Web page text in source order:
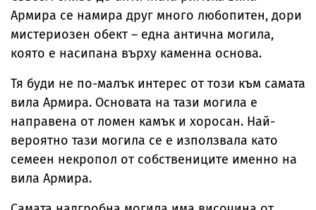
Армира се намира друг много любопитен, дори
мистериозен обект – една антична могила,
която е насипана върху каменна основа.
Тя буди не по-малък интерес от този към самата
вила Армира. Основата на тази могила е
направена от ломен камък и хоросан. Най-
вероятно тази могила се е използвала като
семеен некропол от собствениците именно на
вила Армира.